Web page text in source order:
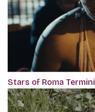
Stars of Roma Termini